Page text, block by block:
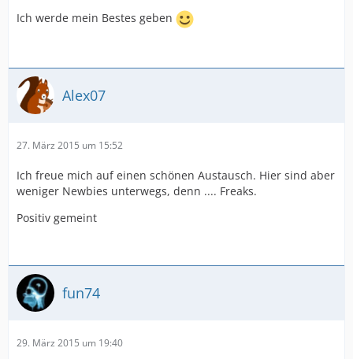
Ich werde mein Bestes geben
Alex07
27. März 2015 um 15:52
Ich freue mich auf einen schönen Austausch. Hier sind aber
weniger Newbies unterwegs, denn .... Freaks.
Positiv gemeint
fun74
29. März 2015 um 19:40